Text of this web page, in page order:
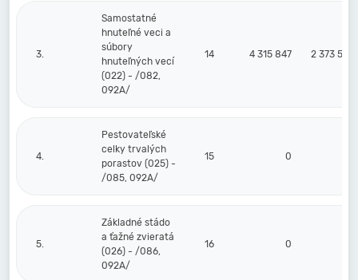
3.
Samostatné
hnuteľné veci a
súbory
hnuteľných vecí
(022) - /082,
092A/
14 4 315 847 2 373 563
4.
Pestovateľské
celky trvalých
porastov (025) -
/085, 092A/
15 0
5.
Základné stádo
a ťažné zvieratá
(026) - /086,
092A/
16 0